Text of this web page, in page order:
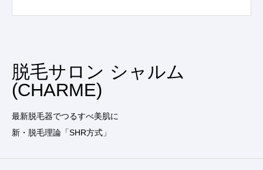
脱毛サロン シャルム
(CHARME)
最新脱毛器でつるすべ美肌に
新・脱毛理論「SHR方式」